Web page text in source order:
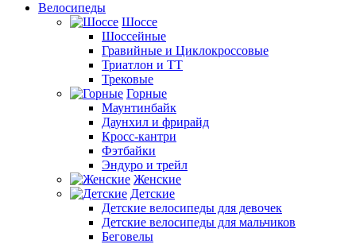
Велосипеды
Шоссе
Шоссейные
Гравийные и Циклокроссовые
Триатлон и ТТ
Трековые
Горные
Маунтинбайк
Даунхил и фрирайд
Кросс-кантри
Фэтбайки
Эндуро и трейл
Женские
Детские
Детские велосипеды для девочек
Детские велосипеды для мальчиков
Беговелы